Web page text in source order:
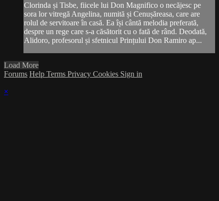
Clorinda și Tisbe, fiicele lui Don Magnifico o necăjesc pe
sora lor vitregă Angelina, numită și Cenușăreasa, care are
rolul de servitoare în casă. Ea își cântă melodia preferată,
despre un rege care s-a căsătorit cu o fată de rând. Deodată,
Alidoro, profesorul și sfetnicul Prințului Don Ramiro ap...
Load More
Forums Help Terms Privacy Cookies Sign in
×